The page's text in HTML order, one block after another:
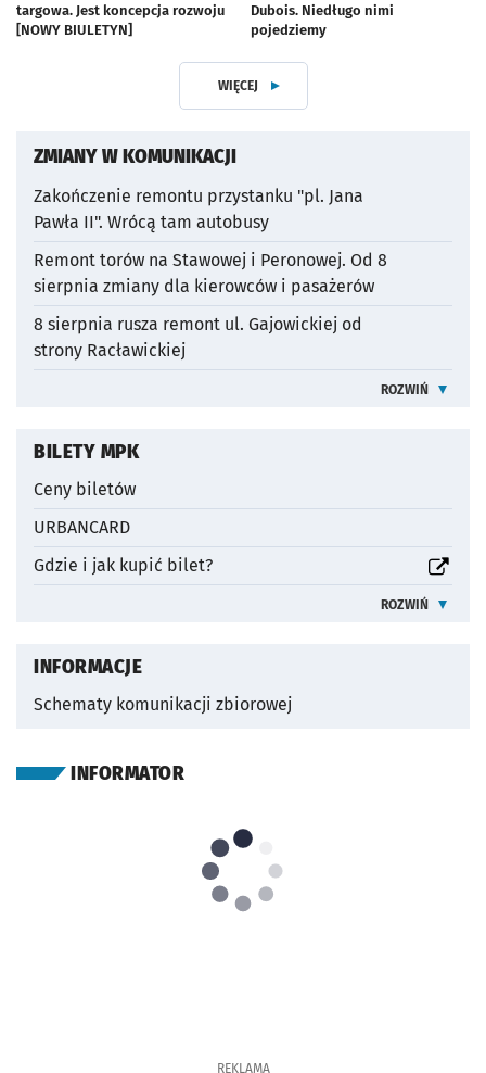
ZMIANY W KOMUNIKACJI
Zakończenie remontu przystanku "pl. Jana
Pawła II". Wrócą tam autobusy
otworzy się w nowej karcie
Remont torów na Stawowej i Peronowej. Od 8
sierpnia zmiany dla kierowców i pasażerów
otworzy się w nowej karcie
8 sierpnia rusza remont ul. Gajowickiej od
strony Racławickiej
otworzy się w nowej karcie
ROZWIŃ
targowa. Jest koncepcja rozwoju
[NOWY BIULETYN]
Dubois. Niedługo nimi
pojedziemy
WIĘCEJ Z DZIAŁU WROCŁAWSKA
BILETY MPKOTWORZY SIĘ W NOWEJ KARCIE
Ceny biletów
URBANCARD
Gdzie i jak kupić bilet?otworzy się w nowej karcie
ROZWIŃ
INFORMACJEOTWORZY SIĘ W NOWEJ KARCIE
Schematy komunikacji zbiorowej
INFORMATOR
REKLAMA